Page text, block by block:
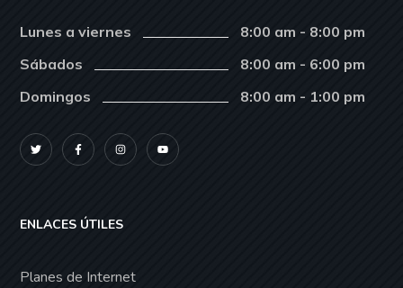
Lunes a viernes
8:00 am - 8:00 pm
Sábados
8:00 am - 6:00 pm
Domingos
8:00 am - 1:00 pm
ENLACES ÚTILES
Planes de Internet